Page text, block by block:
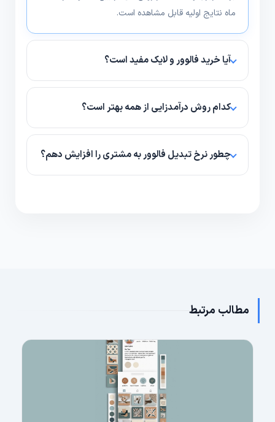
ماه نتایج اولیه قابل مشاهده است.
آیا خرید فالوور و لایک مفید است؟
بله، به عنوان ابزار شتاب‌دهنده و افزایش اعتبار اولیه مفید
است و وقتی همراه با محتوای باکیفیت استفاده شود،
کدام روش درآمدزایی از همه بهتر است؟
به نیچ و مخاطب شما بستگی دارد؛ فروش محصول و
تبلیغات اسپانسری از پرتکرارترین و پایدارترین روش‌ها
چطور نرخ تبدیل فالوور به مشتری را افزایش دهم؟
مطالب مرتبط